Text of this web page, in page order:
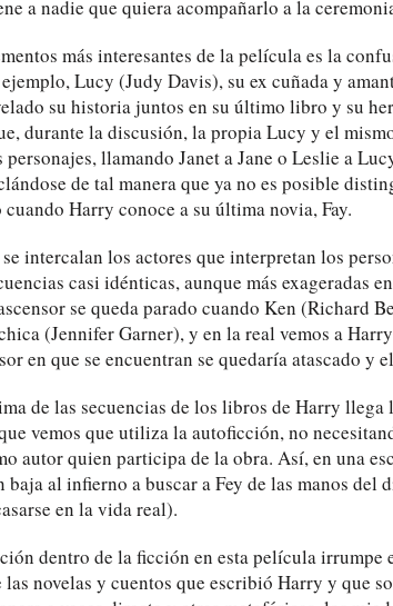
a nadie que quiera acompañarlo a la
más interesantes de la película es la
Lucy (Judy Davis), su ex cuñada y
su historia juntos en su último libro y su
durante la discusión, la propia Lucy y el
llamando Janet a Jane o Leslie a
de tal manera que ya no es posible
Harry conoce a su última novia, Fay.
se intercalan los actores que interpretan los
casi idénticas, aunque más exageradas
se queda parado cuando Ken (Richard
(Jennifer Garner), y en la real vemos a
en que se encuentran se quedaría atascado y
de las secuencias de los libros de Harry
vemos que utiliza la autoficción, no
autor quien participa de la obra. Así, en una
baja al infierno a buscar a Fey de las manos del
en la vida real).
dentro de la ficción en esta película irrumpe
las novelas y cuentos que escribió Harry y que